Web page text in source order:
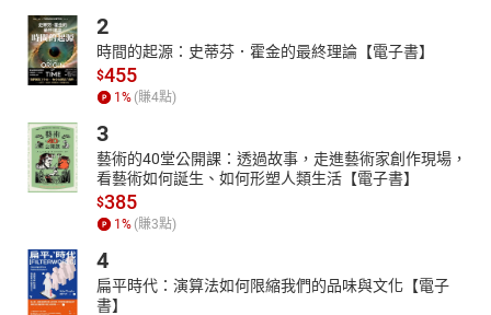
2
時間的起源：史蒂芬．霍金的最終理論【電子書】
$455
1% (賺4點)
3
藝術的40堂公開課：透過故事，走進藝術家創作現場，
看藝術如何誕生、如何形塑人類生活【電子書】
$385
1% (賺3點)
4
扁平時代：演算法如何限縮我們的品味與文化【電子
書】